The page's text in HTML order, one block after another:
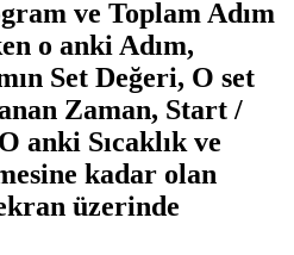
ve Toplam Adım
o anki Adım,
Set Değeri, O set
Zaman, Start /
anki Sıcaklık ve
kadar olan
üzerinde